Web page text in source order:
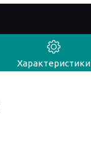
Характеристики